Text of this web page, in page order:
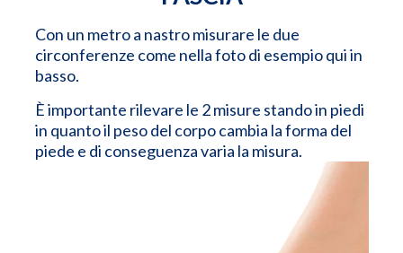
Con un metro a nastro misurare le due
circonferenze come nella foto di esempio qui in
basso.
È importante rilevare le 2 misure stando in piedi
in quanto il peso del corpo cambia la forma del
piede e di conseguenza varia la misura.